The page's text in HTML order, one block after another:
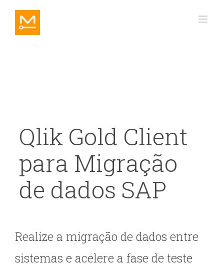
Qlik Gold Client
para Migração
de dados SAP
Realize a migração de dados entre
sistemas e acelere a fase de teste